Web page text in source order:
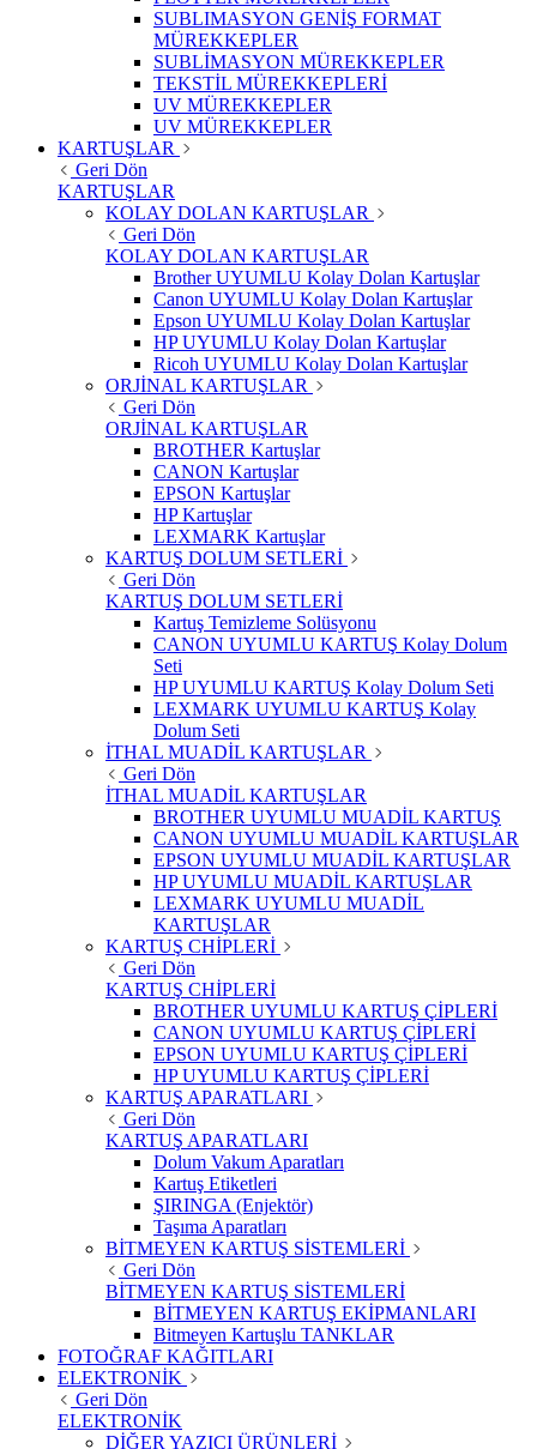
SUBLIMASYON GENİŞ FORMAT
MÜREKKEPLER
SUBLİMASYON MÜREKKEPLER
TEKSTİL MÜREKKEPLERİ
UV MÜREKKEPLER
UV MÜREKKEPLER
KARTUŞLAR
Geri Dön
KARTUŞLAR
KOLAY DOLAN KARTUŞLAR
Geri Dön
KOLAY DOLAN KARTUŞLAR
Brother UYUMLU Kolay Dolan Kartuşlar
Canon UYUMLU Kolay Dolan Kartuşlar
Epson UYUMLU Kolay Dolan Kartuşlar
HP UYUMLU Kolay Dolan Kartuşlar
Ricoh UYUMLU Kolay Dolan Kartuşlar
ORJİNAL KARTUŞLAR
Geri Dön
ORJİNAL KARTUŞLAR
BROTHER Kartuşlar
CANON Kartuşlar
EPSON Kartuşlar
HP Kartuşlar
LEXMARK Kartuşlar
KARTUŞ DOLUM SETLERİ
Geri Dön
KARTUŞ DOLUM SETLERİ
Kartuş Temizleme Solüsyonu
CANON UYUMLU KARTUŞ Kolay Dolum
Seti
HP UYUMLU KARTUŞ Kolay Dolum Seti
LEXMARK UYUMLU KARTUŞ Kolay
Dolum Seti
İTHAL MUADİL KARTUŞLAR
Geri Dön
İTHAL MUADİL KARTUŞLAR
BROTHER UYUMLU MUADİL KARTUŞ
CANON UYUMLU MUADİL KARTUŞLAR
EPSON UYUMLU MUADİL KARTUŞLAR
HP UYUMLU MUADİL KARTUŞLAR
LEXMARK UYUMLU MUADİL
KARTUŞLAR
KARTUŞ CHİPLERİ
Geri Dön
KARTUŞ CHİPLERİ
BROTHER UYUMLU KARTUŞ ÇİPLERİ
CANON UYUMLU KARTUŞ ÇİPLERİ
EPSON UYUMLU KARTUŞ ÇİPLERİ
HP UYUMLU KARTUŞ ÇİPLERİ
KARTUŞ APARATLARI
Geri Dön
KARTUŞ APARATLARI
Dolum Vakum Aparatları
Kartuş Etiketleri
ŞIRINGA (Enjektör)
Taşıma Aparatları
BİTMEYEN KARTUŞ SİSTEMLERİ
Geri Dön
BİTMEYEN KARTUŞ SİSTEMLERİ
BİTMEYEN KARTUŞ EKİPMANLARI
Bitmeyen Kartuşlu TANKLAR
FOTOĞRAF KAĞITLARI
ELEKTRONİK
Geri Dön
ELEKTRONİK
DİĞER YAZICI ÜRÜNLERİ